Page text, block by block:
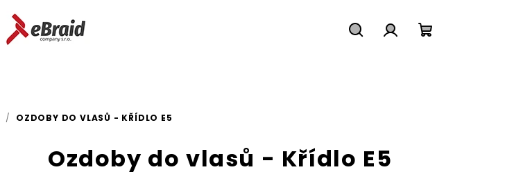
/ OZDOBY DO VLASŮ - KŘÍDLO E5
Ozdoby do vlasů - Křídlo E5